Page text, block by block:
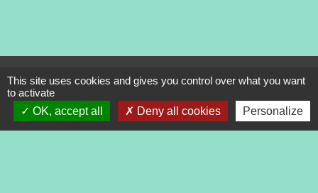
Contacts
2 place du Bourg
This site uses cookies and gives you control over what you want
to activate
OK, accept all
Deny all cookies Personalize